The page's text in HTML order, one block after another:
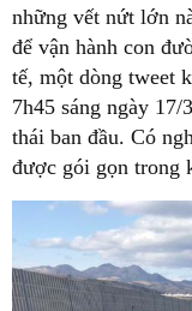
những vết nứt lớn
để vận hành con
tế, một dòng tweet
7h45 sáng ngày
thái ban đầu. Có
được gói gọn trong